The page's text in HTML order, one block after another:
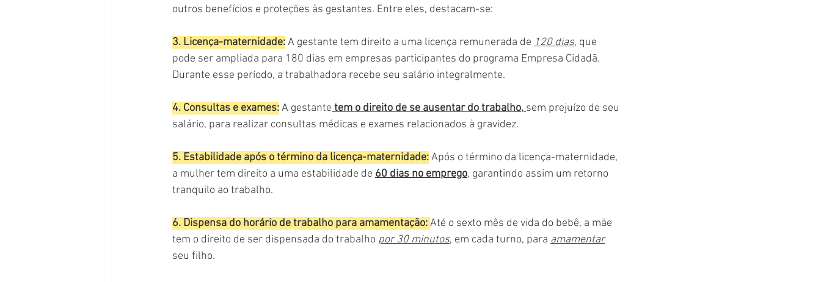
outros benefícios e proteções às gestantes. Entre eles, destacam-se:
3. Licença-maternidade: A gestante tem direito a uma licença remunerada de 120 dias, que
pode ser ampliada para 180 dias em empresas participantes do programa Empresa Cidadã.
Durante esse período, a trabalhadora recebe seu salário integralmente.
4. Consultas e exames: A gestante tem o direito de se ausentar do trabalho, sem prejuízo de seu
salário, para realizar consultas médicas e exames relacionados à gravidez.
5. Estabilidade após o término da licença-maternidade: Após o término da licença-maternidade,
a mulher tem direito a uma estabilidade de 60 dias no emprego, garantindo assim um retorno
tranquilo ao trabalho.
6. Dispensa do horário de trabalho para amamentação: Até o sexto mês de vida do bebê, a mãe
tem o direito de ser dispensada do trabalho por 30 minutos, em cada turno, para amamentar
seu filho.